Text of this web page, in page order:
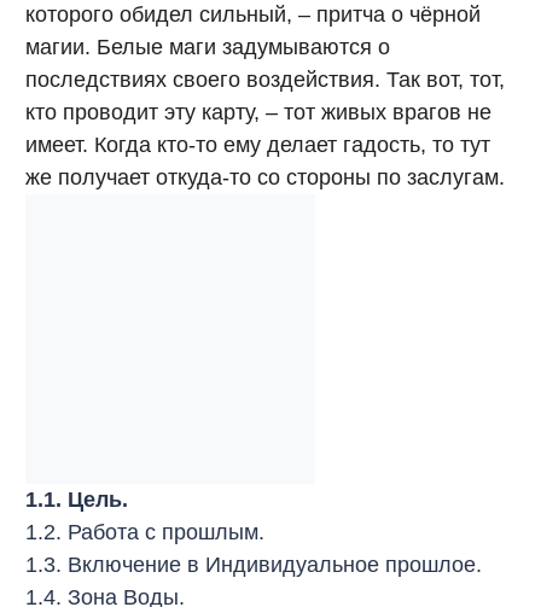
которого обидел сильный, – притча о чёрной
магии. Белые маги задумываются о
последствиях своего воздействия. Так вот, тот,
кто проводит эту карту, – тот живых врагов не
имеет. Когда кто-то ему делает гадость, то тут
же получает откуда-то со стороны по заслугам.
1.1. Цель.
1.2. Работа с прошлым.
1.3. Включение в Индивидуальное прошлое.
1.4. Зона Воды.